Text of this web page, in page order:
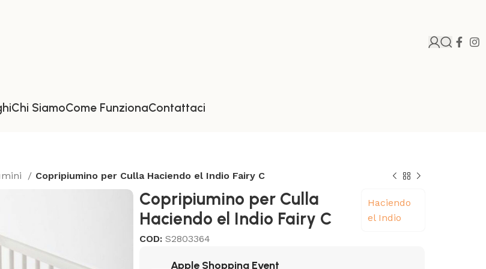
Chi SiamoCome FunzionaContattaci
Copripiumino per Culla Haciendo el Indio Fairy C
Copripiumino per Culla
Haciendo el Indio Fairy C
Haciendo
el Indio
COD: S2803364
Apple Shopping Event